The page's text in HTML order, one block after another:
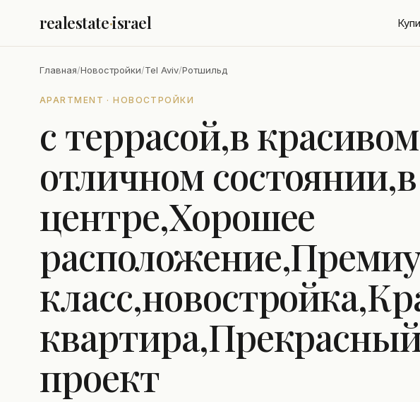
realestate·israel
Главная/Новостройки/Tel Aviv/Ротшильд
APARTMENT · НОВОСТРОЙКИ
с террасой,в
отличном состоянии,в
центре,Хорошее
проект